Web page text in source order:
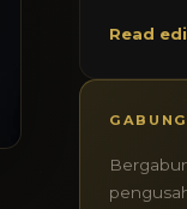
Read